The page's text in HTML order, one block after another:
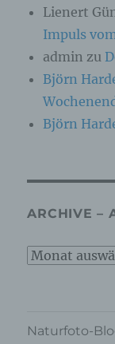
Lienert
Impuls
admin zu
Björn
Björn
ARCHIVE –
Archive
Naturfoto-
oder jede
wie das
das
Löschen